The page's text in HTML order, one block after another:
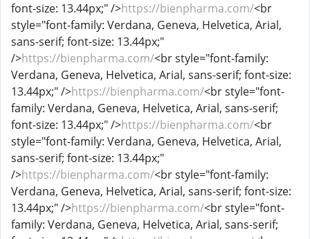
font-size: 13.44px;" />https://bienpharma.com/<br
style="font-family: Verdana, Geneva, Helvetica, Arial,
sans-serif; font-size: 13.44px;"
/>https://bienpharma.com/<br style="font-family:
Verdana, Geneva, Helvetica, Arial, sans-serif; font-size:
13.44px;" />https://bienpharma.com/<br style="font-
family: Verdana, Geneva, Helvetica, Arial, sans-serif;
font-size: 13.44px;" />https://bienpharma.com/<br
style="font-family: Verdana, Geneva, Helvetica, Arial,
sans-serif; font-size: 13.44px;"
/>https://bienpharma.com/<br style="font-family:
Verdana, Geneva, Helvetica, Arial, sans-serif; font-size:
13.44px;" />https://bienpharma.com/<br style="font-
family: Verdana, Geneva, Helvetica, Arial, sans-serif;